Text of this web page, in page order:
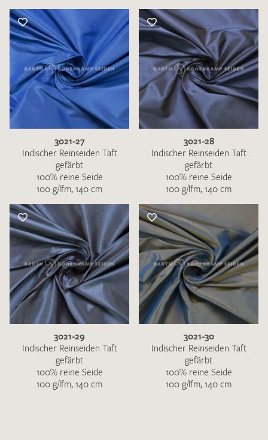
3021-27
Indischer Reinseiden Taft
gefärbt
100% reine Seide
100 g/lfm, 140 cm
3021-28
Indischer Reinseiden Taft
gefärbt
100% reine Seide
100 g/lfm, 140 cm
3021-29
Indischer Reinseiden Taft
gefärbt
100% reine Seide
100 g/lfm, 140 cm
3021-30
Indischer Reinseiden Taft
gefärbt
100% reine Seide
100 g/lfm, 140 cm